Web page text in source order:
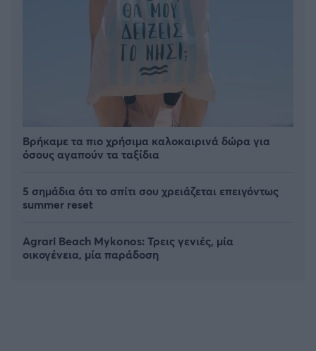
Βρήκαμε τα πιο χρήσιμα καλοκαιρινά δώρα για
όσους αγαπούν τα ταξίδια
5 σημάδια ότι το σπίτι σου χρειάζεται επειγόντως
summer reset
Agrari Beach Mykonos: Τρεις γενιές, μία
οικογένεια, μία παράδοση